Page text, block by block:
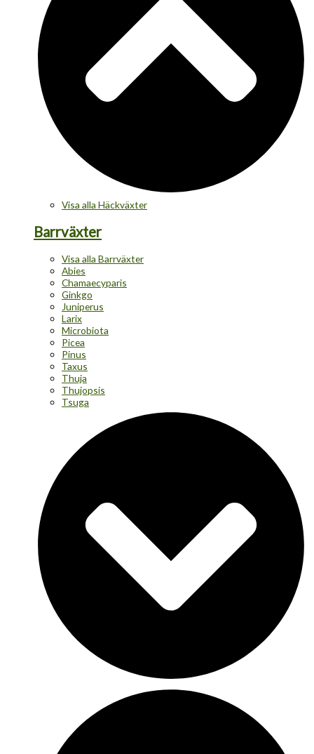
Visa alla Häckväxter
Barrväxter
Visa alla Barrväxter
Abies
Chamaecyparis
Ginkgo
Juniperus
Larix
Microbiota
Picea
Pinus
Taxus
Thuja
Thujopsis
Tsuga